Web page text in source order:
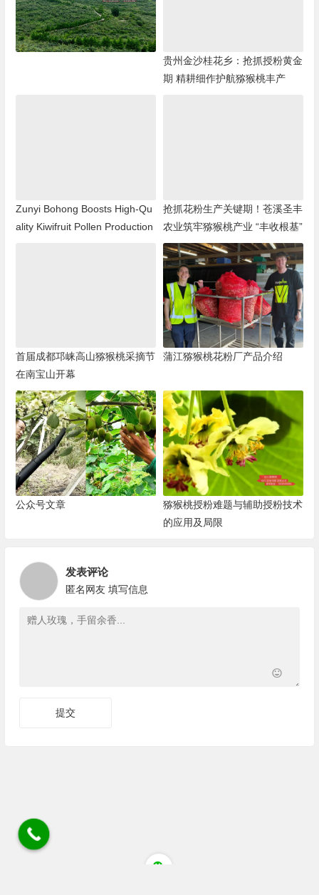
贵州金沙桂花乡：抢抓授粉黄金
期 精耕细作护航猕猴桃丰产
Zunyi Bohong Boosts High-Qu
ality Kiwifruit Pollen Production
抢抓花粉生产关键期！苍溪圣丰
农业筑牢猕猴桃产业 “丰收根基”
首届成都邛崃高山猕猴桃采摘节
在南宝山开幕
蒲江猕猴桃花粉厂产品介绍
公众号文章
猕猴桃授粉难题与辅助授粉技术
的应用及局限
发表评论
匿名网友 填写信息